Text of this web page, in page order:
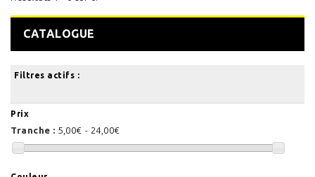
CATALOGUE
Filtres actifs :
Prix
Tranche : 5,00€ - 24,00€